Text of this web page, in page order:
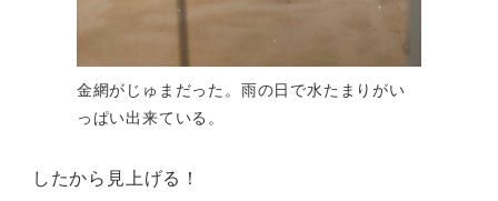
金網がじゅまだった。雨の日で水たまりがい
っぱい出来ている。
したから見上げる！